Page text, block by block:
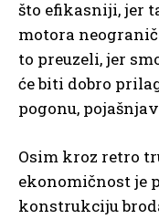
što efikasniji, jer
motora
to preuzeli, jer
će biti dobro
pogonu,
Osim kroz retro
ekonomičnost je
konstrukciju